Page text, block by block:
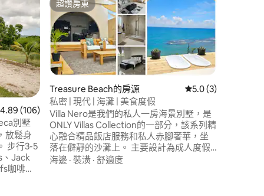
）
106 則評價中獲得 4.89 的平均評分（滿分 5 分）
4.89 (106)
別墅
放鬆身
步行3-5
、Jack
咖啡等
人廚師
超讚房東
超讚房東
Treasure Beach的房源 從 3 則評價中獲得
5.0 (3)
私密 | 現代 | 海灘 | 美食度假
Villa Nero是我們的私人一房海景別墅，是
ONLY Villas Collection的一部分，該系列精
心融合精品飯店服務和私人赤腳奢華，坐
落在僻靜的沙灘上。 主要設計為成人度假
勝地，著重於寧靜、高雅、以美食為主的
海邊 · 裝潢 · 舒適度